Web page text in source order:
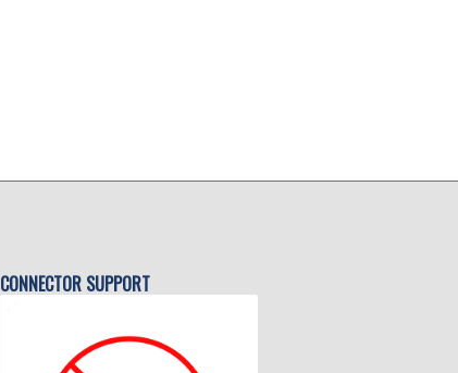
CONNECTOR SUPPORT